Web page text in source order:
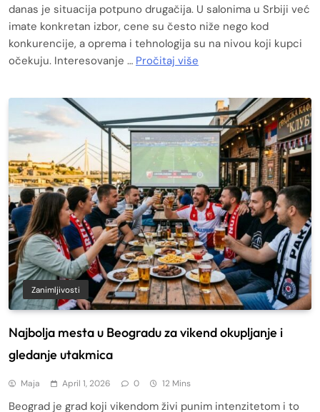
danas je situacija potpuno drugačija. U salonima u Srbiji već
imate konkretan izbor, cene su često niže nego kod
konkurencije, a oprema i tehnologija su na nivou koji kupci
očekuju. Interesovanje … Pročitaj više
Zanimljivosti
Najbolja mesta u Beogradu za vikend okupljanje i
gledanje utakmica
Maja April 1, 2026 0 12 Mins
Beograd je grad koji vikendom živi punim intenzitetom i to